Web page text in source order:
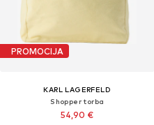
PROMOCIJA
KARL LAGERFELD
Shopper torba
54,90 €